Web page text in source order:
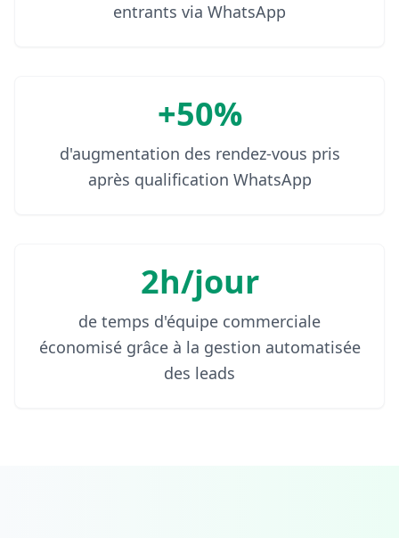
entrants via WhatsApp
+50%
d'augmentation des rendez-vous pris
après qualification WhatsApp
2h/jour
de temps d'équipe commerciale
économisé grâce à la gestion automatisée
des leads